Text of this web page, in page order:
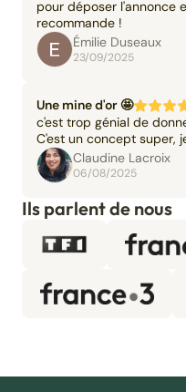
pour déposer l'annonce
recommande !
Émilie Duseaux
23/09/2025
Une mine d'or 🤩
c'est trop génial de
C'est un concept super,
Claudine Lacroix
06/08/2025
Ils parlent de nous